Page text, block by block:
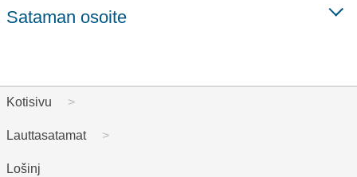
Sataman osoite
Kotisivu
Lauttasatamat
Lošinj